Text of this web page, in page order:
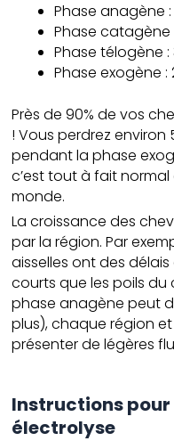
Phase anagène
Phase catagène
Phase télogène :
Phase exogène :
Près de 90% de vos
! Vous perdrez environ
pendant la phase
c’est tout à fait
monde.
La croissance des
par la région. Par
aisselles ont des
courts que les poils du
phase anagène peut
plus), chaque région
présenter de légères
Instructions pour
électrolyse